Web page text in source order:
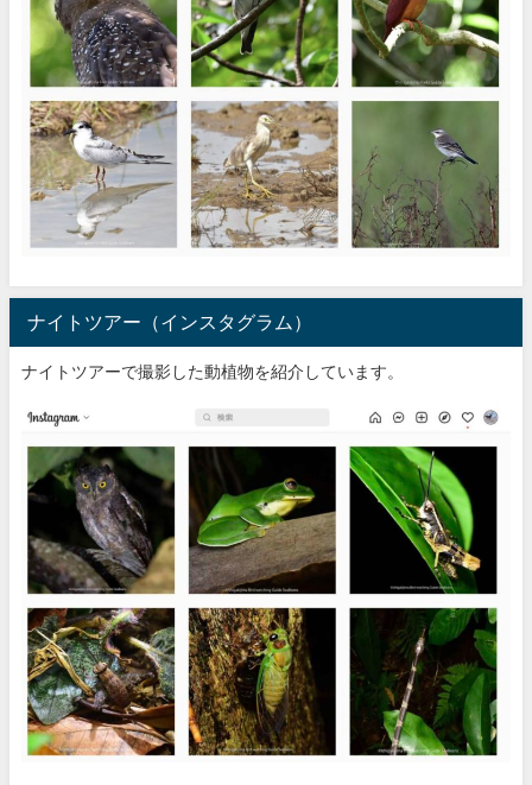
ナイトツアー（インスタグラム）
ナイトツアーで撮影した動植物を紹介しています。